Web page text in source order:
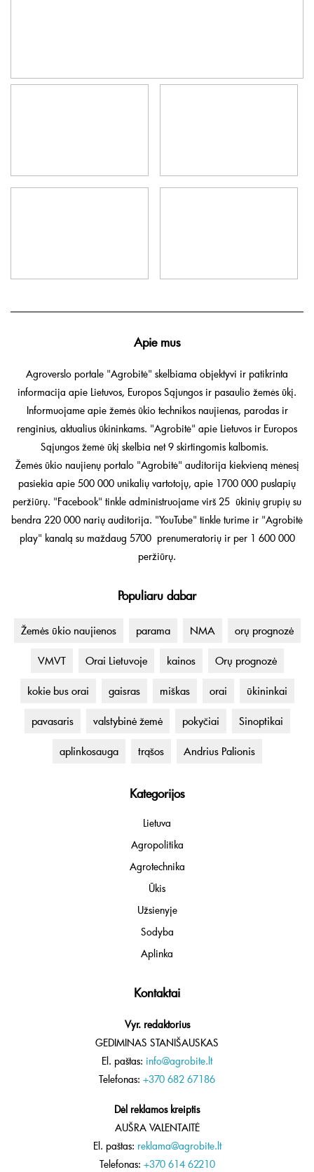
Apie mus
Agroverslo portale "Agrobitė" skelbiama objektyvi ir patikrinta
informacija apie Lietuvos, Europos Sąjungos ir pasaulio žemės ūkį.
Informuojame apie žemės ūkio technikos naujienas, parodas ir
renginius, aktualius ūkininkams. "Agrobitė" apie Lietuvos ir Europos
Sąjungos žemė ūkį skelbia net 9 skirtingomis kalbomis.
Žemės ūkio naujienų portalo "Agrobitė" auditorija kiekvieną mėnesį
pasiekia apie 500 000 unikalių vartotojų, apie 1700 000 puslapių
peržiūrų. "Facebook" tinkle administruojame virš 25 ūkinių grupių su
bendra 220 000 narių auditorija. "YouTube" tinkle turime ir "Agrobitė
play" kanalą su maždaug 5700 prenumeratorių ir per 1 600 000
peržiūrų.
Populiaru dabar
Žemės ūkio naujienos parama NMA orų prognozė
VMVT Orai Lietuvoje kainos Orų prognozė
kokie bus orai gaisras miškas orai ūkininkai
pavasaris valstybinė žemė pokyčiai Sinoptikai
aplinkosauga trąšos Andrius Palionis
Kategorijos
Lietuva
Agropolitika
Agrotechnika
Ūkis
Užsienyje
Sodyba
Aplinka
Kontaktai
Vyr. redaktorius
GEDIMINAS STANIŠAUSKAS
El. paštas: info@agrobite.lt
Telefonas: +370 682 67186
Dėl reklamos kreiptis
AUŠRA VALENTAITĖ
El. paštas: reklama@agrobite.lt
Telefonas: +370 614 62210